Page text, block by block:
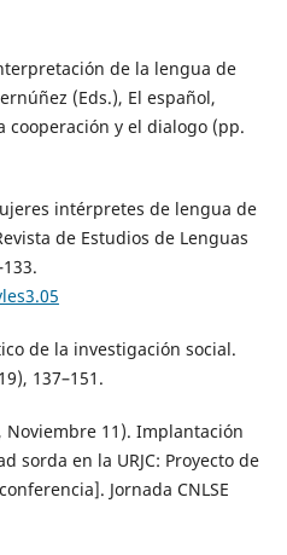
de la lengua de
(Eds.), El español,
y el dialogo (pp.
intérpretes de lengua de
de Estudios de Lenguas
de la investigación social.
137–151.
Noviembre 11). Implantación
sorda en la URJC: Proyecto de
Jornada CNLSE